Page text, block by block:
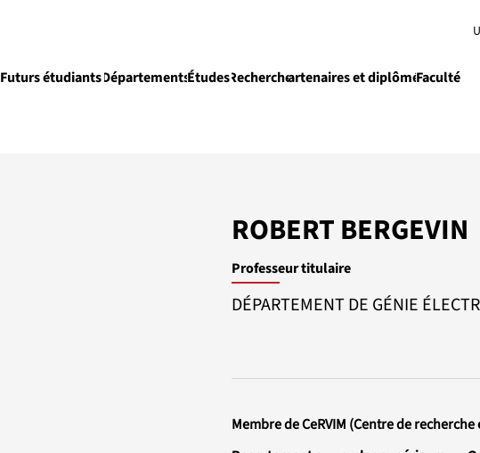
Futurs étudiantsDépartementsÉtudesRecherchePartenaires et diplômésFaculté
ROBERT BERGEVIN
Professeur titulaire
DÉPARTEMENT DE GÉNIE
Membre de CeRVIM (Centre de